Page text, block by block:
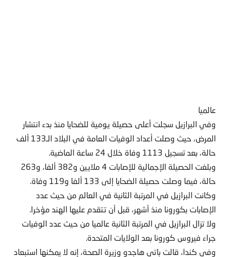
عالميا
وفي البرازيل سجلت أعلى حصيلة يومية للضحايا منذ بدء انتشار
المرض، حيث وصلت أعداد الوفيات العامة في البلاد الـ133 ألف
حالة، بعد تسجيل 1113 وفاة خلال 24 ساعة الماضية.
وبلغت الحصيلة الإجمالية للإصابات 4 ملايين و382 ألفا، و263
حالة، فيما وصلت حصيلة الضحايا إلى 133 ألفا و119 وفاة.
وكانت البرازيل في المرتبة الثانية في العالم من حيث عدد
الإصابات بكورونا منذ أشهر، قبل أن تتقدم عليها الهند مؤخرا.
ولا تزال البرازيل في المرتبة الثانية عالميا من حيث عدد الوفيات
جراء فيروس كورونا بعد الولايات المتحدة.
وفي كندا، قالت باتي هاجدو وزيرة الصحة، إنه لا يمكنها استبعاد